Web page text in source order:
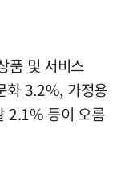
품 및 서비스
화 3.2%, 가정용
2.1% 등이 오름